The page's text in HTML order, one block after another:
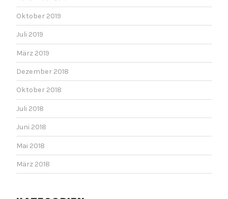
Oktober 2019
Juli 2019
März 2019
Dezember 2018
Oktober 2018
Juli 2018
Juni 2018
Mai 2018
März 2018